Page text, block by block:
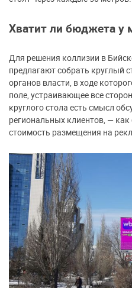
Хватит ли бюджета у
Для решения коллизии в
предлагают собрать круглый
органов власти, в ходе
поле, устраивающее все
круглого стола есть смысл
региональных клиентов, —
стоимость размещения на